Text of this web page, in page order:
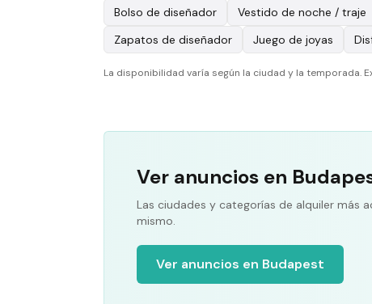
Bolso de diseñador Vestido de noche / traje
Zapatos de diseñador
Juego de joyas
La disponibilidad varía según la ciudad y la temporada.
Ver anuncios en
Las ciudades y categorías de alquiler más
mismo.
Ver anuncios en Budapest